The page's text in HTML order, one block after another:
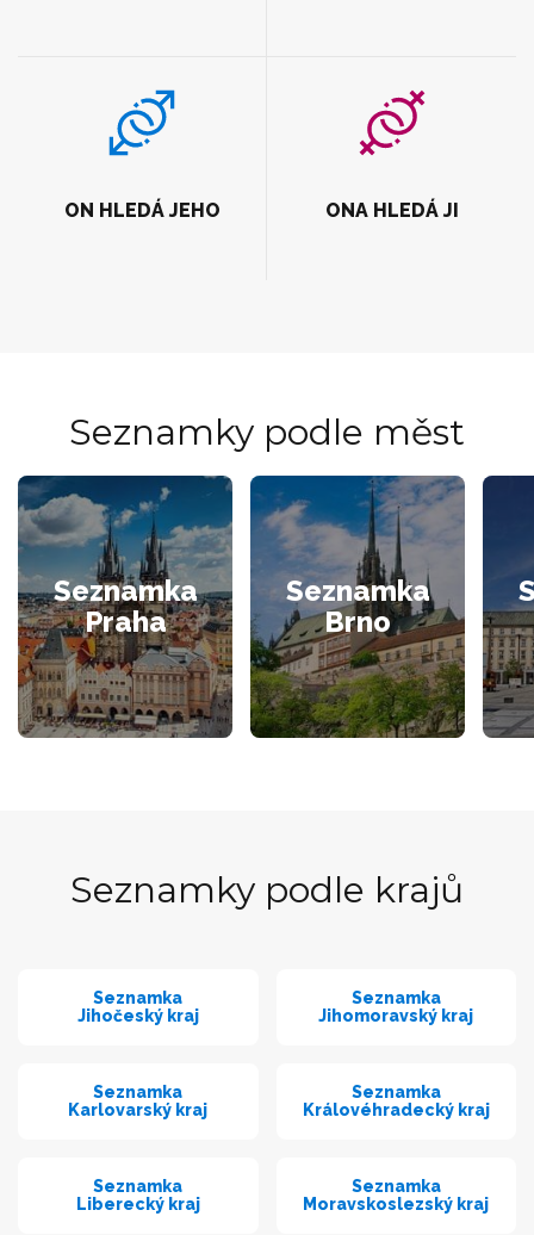
ON HLEDÁ JEHO ONA HLEDÁ JI
Seznamky podle měst
Seznamka
Praha
Seznamka
Brno
Seznamky podle krajů
Seznamka
Jihočeský kraj
Seznamka
Jihomoravský kraj
Seznamka
Karlovarský kraj
Seznamka
Královéhradecký kraj
Seznamka
Liberecký kraj
Seznamka
Moravskoslezský kraj